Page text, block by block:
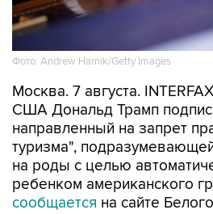
Фото: Andrew Harnik/Getty Images
Москва. 7 августа.
США Дональд Трамп
направленный на запрет
туризма",
на роды с целью
ребенком американского
сообщается на сайте